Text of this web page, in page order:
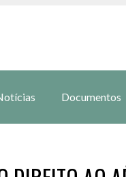
Documentos